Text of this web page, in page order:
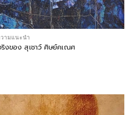
ามแนะนำ
งของ สุเชาว์ ศิษย์คเณศ